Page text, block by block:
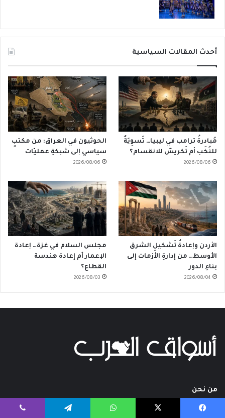
أحدث المقالات السياسية
مُبادرةُ ترامب في ليبيا… تَسوِيَةٌ
للنُخَب أم تَكريسٌ للانقسام؟
2026/08/06
الحوثيون في العراق: من مكتبٍ
سياسي إلى شبكةِ عمليّات
2026/08/06
الأردن وإعادةُ تَشكيلِ الشرق
الأوسط… من إدارةِ الأزمات إلى
بناءِ الدور
2026/08/04
مجلس السلام في غزة… إعادة
الإعمار أم إعادة هندسة
القطاع؟
2026/08/03
من نحن